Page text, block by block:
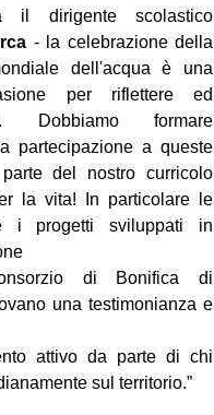
il dirigente scolastico
- la celebrazione della
dell'acqua è una
per riflettere ed
Dobbiamo formare
partecipazione a queste
del nostro curricolo
la vita! In particolare le
i progetti sviluppati in
di Bonifica di
una testimonianza e
attivo da parte di chi
sul territorio.”